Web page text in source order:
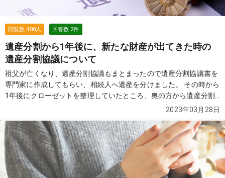
閲覧数400人 回答数 2件
遺産分割から1年後に、新たな財産が出てきた時の
遺産分割協議について
祖父が亡くなり、遺産分割協議もまとまったので遺産分割協議書を
専門家に作成してもらい、相続人へ遺産を分けました。 その時から
1年後にクローゼットを整理していたところ、奥の方から遺産分割
協議の時点では出てこなかった、新たな財産が発見されました。 こ
書の作成は必要なのでしょうか。 また仮に遺産分割協議書を作成す
る場合、専門家に依頼せずに自分で作成することはできるのでしょ
うか？ 続きを見る
2023年03月28日